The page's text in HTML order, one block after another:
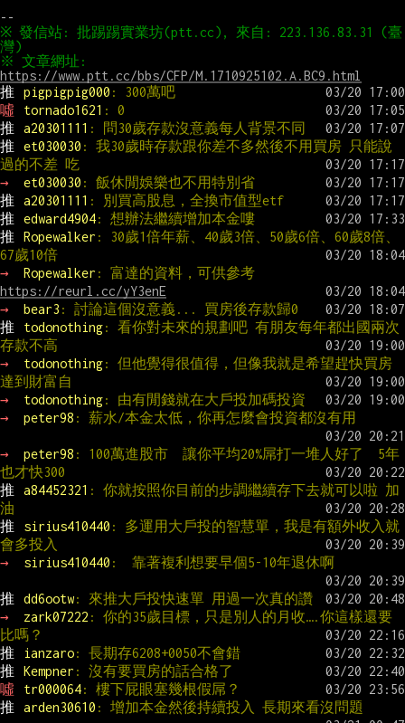
※ 發信站: 批踢踢實業坊(ptt.cc), 來自: 223.136.83.31 (臺
https://www.ptt.cc/bbs/CFP/M.1710925102.A.BC9.html
推
pigpigpig000 : 300萬吧
噓
tornado1621 : 0
推
a20301111 : 問30歲存款沒意義每人背景不同
推
et030030 : 我30歲時存款跟你差不多然後不用買房 只能說
過的不差 吃
→
et030030 : 飯休閒娛樂也不用特別省
推
a20301111 : 別買高股息，全換市值型etf
推
edward4904: 想辦法繼續增加本金嘍
推
Ropewalker : 30歲1倍年薪、40歲3倍、50歲6倍、60歲8倍、
67歲10倍
→
Ropewalker : 富達的資料，可供參考
https://reurl.cc/yY3enE
→
bear3 : 討論這個沒意義... 買房後存款歸0
推
todonothing: 看你對未來的規劃吧 有朋友每年都出國兩次
存款不高
→
todonothing: 但他覺得很值得，但像我就是希望趕快買房
達到財富自
→
todonothing: 由有閒錢就在大戶投加碼投資
→
peter98 : 薪水/本金太低，你再怎麼會投資都沒有用
→ peter98 : 100萬進股市  讓你平均20%屌打一堆人好了  5年
也才快300
推
a84452321 : 你就按照你目前的步調繼續存下去就可以啦 加
油
推
sirius410440 : 多運用大戶投的智慧單，我是有額外收入就
會多投入
→
sirius410440 :  靠著複利想要早個5-10年退休啊
推 dd6ootw: 來推大戶投快速單 用過一次真的讚
→
zark07222 : 你的35歲目標，只是別人的月收….你這樣還要
比嗎？
推
ianzaro: 長期存6208+0050不會錯
推
Kempner : 沒有要買房的話合格了
噓
tr000064: 樓下屁眼塞幾根假屌？
推
arden30610 : 增加本金然後持續投入 長期來看沒問題